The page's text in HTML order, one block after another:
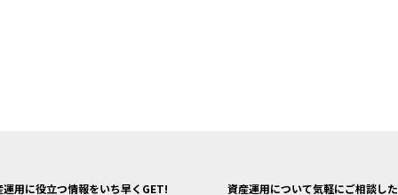
運用に役立つ情報をいち早くGET! 資産運用について気軽にご相談し